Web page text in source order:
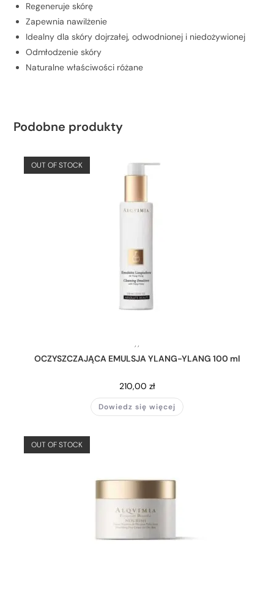
Regeneruje skórę
Zapewnia nawilżenie
Idealny dla skóry dojrzałej, odwodnionej i niedożywionej
Odmłodzenie skóry
Naturalne właściwości różane
Podobne produkty
OUT OF STOCK
,,
OCZYSZCZAJĄCA EMULSJA YLANG-YLANG 100 ml
210,00 zł
Dowiedz się więcej
OUT OF STOCK